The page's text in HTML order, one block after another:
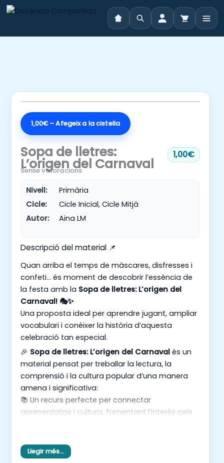
1,00€ – Afegeix a la cistella
Sopa de lletres:
L’origen del Carnaval
1,00€
Sense valoracions
Nivell:
Primària
Cicle:
Cicle Inicial, Cicle Mitjà
Autor:
Aina LM
Descripció del material 📌
Quan arriba el temps de màscares, disfresses i
confeti… és moment de descobrir l’essència de
la festa amb la Sopa de lletres: L’origen del
Carnaval! 🎭✨
Una proposta ideal per aprendre jugant, ampliar
vocabulari i conèixer la història d’aquesta
celebració tan especial.
🎉 Sopa de lletres: L’origen del Carnaval és un
material pensat per treballar la lectura, la
comprensió i la cultura popular d’una manera
amena i significativa:
📚 Un recurs perfecte per connectar
aprenentatge i cultura, fomentant l’interès pels
💫 Ideal per a racons de llengua, projectes de
Llegir més…